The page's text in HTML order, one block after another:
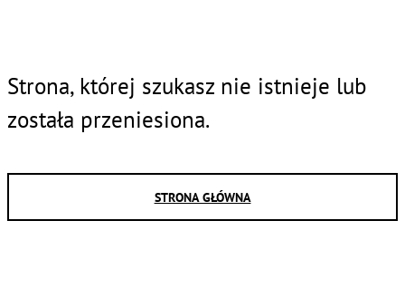
Strona, której szukasz nie istnieje lub
została przeniesiona.
STRONA GŁÓWNA